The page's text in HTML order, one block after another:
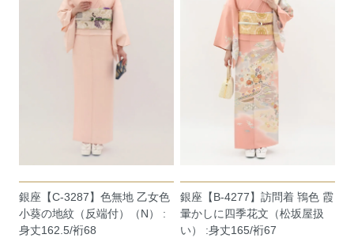
銀座【C-3287】色無地 乙女色
小葵の地紋（反端付）（N） :
身丈162.5/裄68
銀座【B-4277】訪問着 鴇色 霞
暈かしに四季花文（松坂屋扱
い） :身丈165/裄67